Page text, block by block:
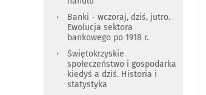
Banki - wczoraj, dziś, jutro.
Ewolucja sektora
bankowego po 1918 r.
Świętokrzyskie
społeczeństwo i gospodarka
kiedyś a dziś. Historia i
statystyka